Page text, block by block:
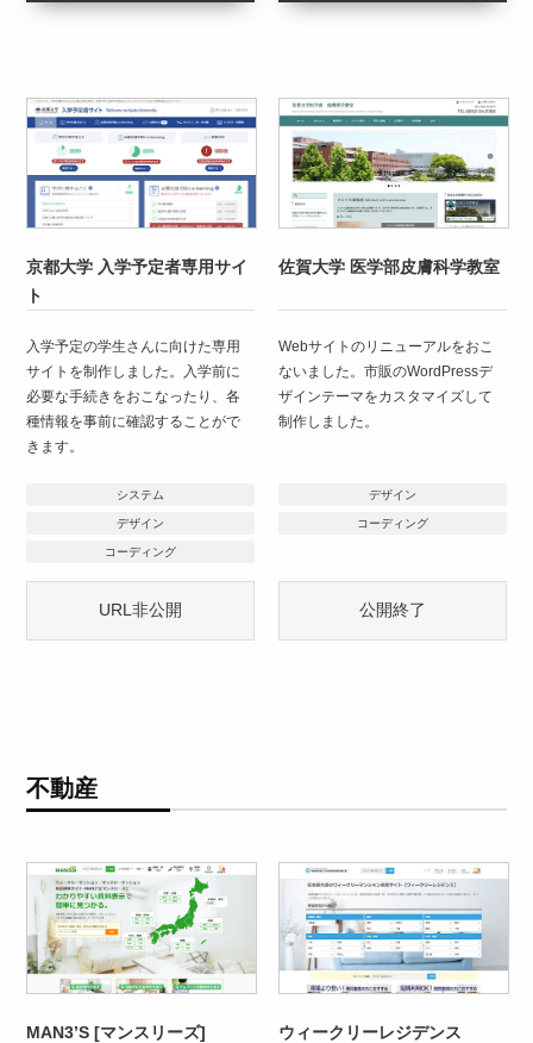
京都大学 入学予定者専用サイ
ト
入学予定の学生さんに向けた専用
サイトを制作しました。入学前に
必要な手続きをおこなったり、各
種情報を事前に確認することがで
きます。
システム
デザイン
コーディング
URL非公開
佐賀大学 医学部皮膚科学教室
Webサイトのリニューアルをおこ
ないました。市販のWordPressデ
ザインテーマをカスタマイズして
制作しました。
デザイン
コーディング
公開終了
不動産
MAN3’S [マンスリーズ] ウィークリーレジデンス